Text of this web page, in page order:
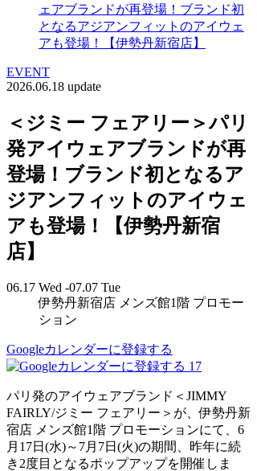
ェアブランドが再登場！ブランド初
となるアジアンフィットのアイウェ
アも登場！【伊勢丹新宿店】
EVENT
2026.06.18 update
＜ジミー フェアリー＞パリ
発アイウェアブランドが再
登場！ブランド初となるア
ジアンフィットのアイウェ
アも登場！【伊勢丹新宿
店】
06.17 Wed -07.07 Tue
伊勢丹新宿店 メンズ館1階 プロモー
ション
Googleカレンダーに登録する
17
パリ発のアイウェアブランド＜JIMMY
FAIRLY/ジミー フェアリー＞が、伊勢丹新
宿店 メンズ館1階 プロモーションにて、6
月17日(水)～7月7日(火)の期間、昨年に続
き2度目となるポップアップを開催しま